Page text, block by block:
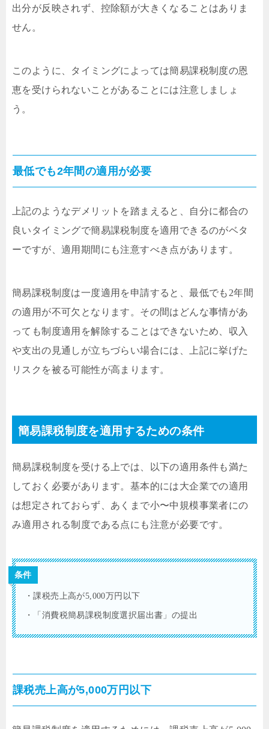
出分が反映されず、控除額が大きくなることはありま
せん。
このように、タイミングによっては簡易課税制度の恩
恵を受けられないことがあることには注意しましょ
う。
最低でも2年間の適用が必要
上記のようなデメリットを踏まえると、自分に都合の
良いタイミングで簡易課税制度を適用できるのがベタ
ーですが、適用期間にも注意すべき点があります。
簡易課税制度は一度適用を申請すると、最低でも2年間
の適用が不可欠となります。その間はどんな事情があ
っても制度適用を解除することはできないため、収入
や支出の見通しが立ちづらい場合には、上記に挙げた
リスクを被る可能性が高まります。
簡易課税制度を適用するための条件
簡易課税制度を受ける上では、以下の適用条件も満た
しておく必要があります。基本的には大企業での適用
は想定されておらず、あくまで小〜中規模事業者にの
み適用される制度である点にも注意が必要です。
条件
・課税売上高が5,000万円以下
・「消費税簡易課税制度選択届出書」の提出
課税売上高が5,000万円以下